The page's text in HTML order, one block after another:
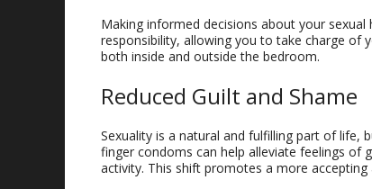
Making informed decisions about your
responsibility, allowing you to take charge of
both inside and outside the bedroom.
Reduced Guilt and Shame
Sexuality is a natural and fulfilling part of life,
finger condoms can help alleviate feelings of
activity. This shift promotes a more